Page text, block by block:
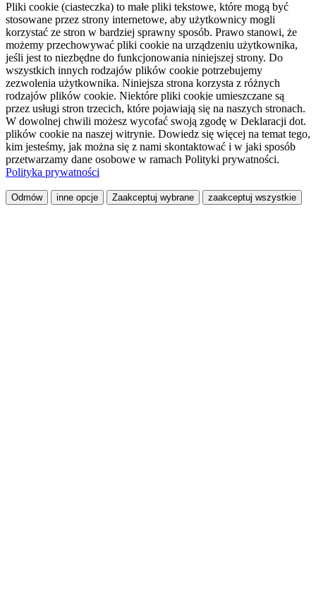
Pliki cookie (ciasteczka) to małe pliki tekstowe, które mogą być
stosowane przez strony internetowe, aby użytkownicy mogli
korzystać ze stron w bardziej sprawny sposób. Prawo stanowi, że
możemy przechowywać pliki cookie na urządzeniu użytkownika,
jeśli jest to niezbędne do funkcjonowania niniejszej strony. Do
wszystkich innych rodzajów plików cookie potrzebujemy
zezwolenia użytkownika. Niniejsza strona korzysta z różnych
rodzajów plików cookie. Niektóre pliki cookie umieszczane są
przez usługi stron trzecich, które pojawiają się na naszych stronach.
W dowolnej chwili możesz wycofać swoją zgodę w Deklaracji dot.
plików cookie na naszej witrynie. Dowiedz się więcej na temat tego,
kim jesteśmy, jak można się z nami skontaktować i w jaki sposób
przetwarzamy dane osobowe w ramach Polityki prywatności.
Polityka prywatności
Odmów inne opcje Zaakceptuj wybrane zaakceptuj wszystkie